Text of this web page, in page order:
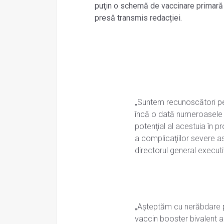
puţin o schemă de vaccinare
presă transmis redacției.
„Suntem recunoscători
încă o dată
potenţial al acestuia în
a complicaţiilor severe
directorul general
„Aşteptăm cu
vaccin booster bivalent